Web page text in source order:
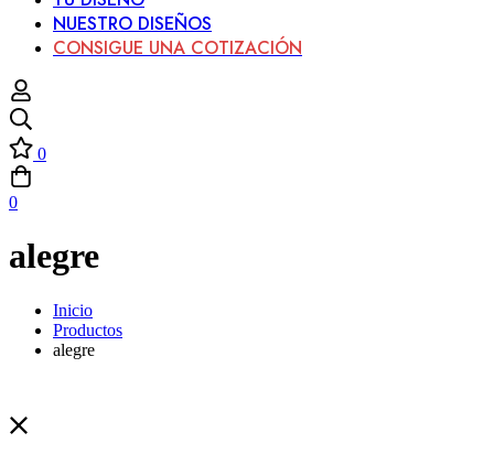
NUESTRO DISEÑOS
CONSIGUE UNA COTIZACIÓN
0
0
alegre
Inicio
Productos
alegre